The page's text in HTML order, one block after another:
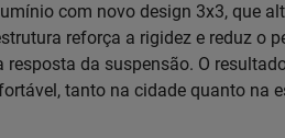
com novo design 3x3, que
reforça a rigidez e reduz o
da suspensão. O
tanto na cidade quanto na